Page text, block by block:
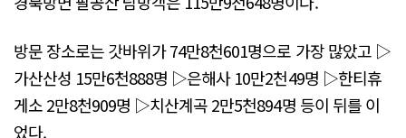
방문 장소로는 갓바위가 74만8천601명으로 가장 많았고 ▷
가산산성 15만6천888명 ▷은해사 10만2천49명 ▷한티휴
게소 2만8천909명 ▷치산계곡 2만5천894명 등이 뒤를 이
었다.